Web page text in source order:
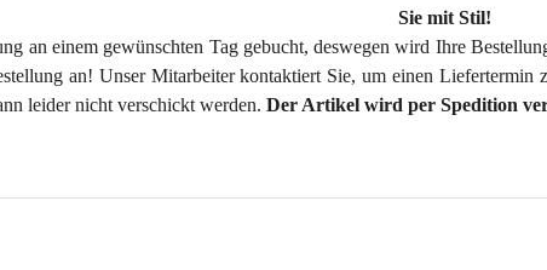
Sie mit Stil!
an einem gewünschten Tag gebucht, deswegen wird Ihre
an! Unser Mitarbeiter kontaktiert Sie, um einen Liefertermin
leider nicht verschickt werden. Der Artikel wird per Spedition